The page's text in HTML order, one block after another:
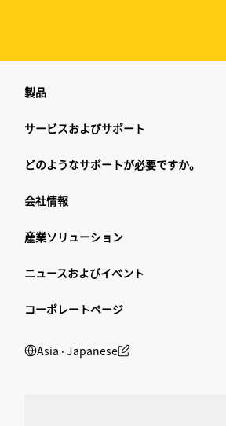
製品
サービスおよびサポート
どのようなサポートが必要ですか。
会社情報
産業ソリューション
ニュースおよびイベント
コーポレートページ
Asia ‧ Japanese